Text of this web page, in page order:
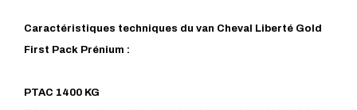
Caractéristiques techniques du van Cheval Liberté Gold
First Pack Prénium :
PTAC 1400 KG